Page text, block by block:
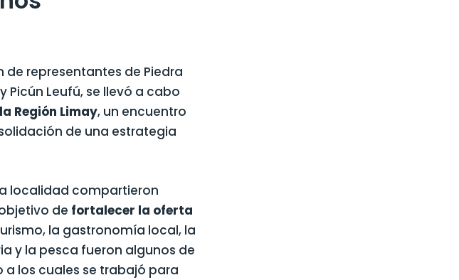
representantes de Piedra
Picún Leufú, se llevó a cabo
Región Limay, un encuentro
de una estrategia
localidad compartieron
de fortalecer la oferta
la gastronomía local, la
y la pesca fueron algunos de
los cuales se trabajó para